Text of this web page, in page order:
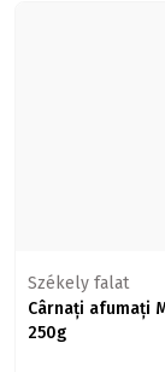
Székely falat
Cârnați afumați
250g